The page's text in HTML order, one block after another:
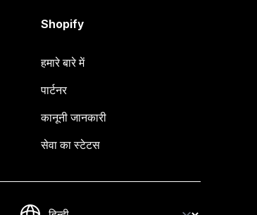
Shopify
हमारे बारे में
पार्टनर
कानूनी जानकारी
सेवा का स्टेटस